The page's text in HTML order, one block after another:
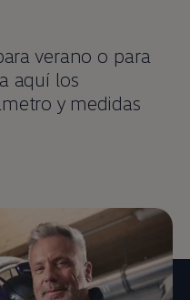
verano o para
aquí los
y medidas